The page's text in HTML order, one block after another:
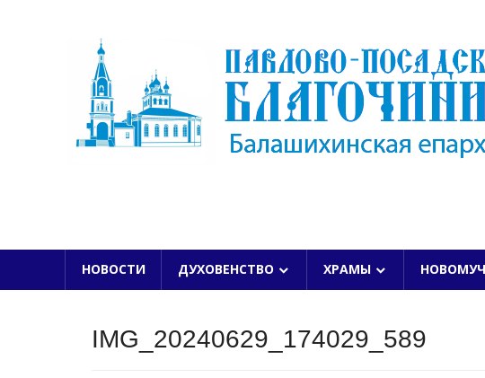
НОВОСТИ ДУХОВЕНСТВО ХРАМЫ
IMG_20240629_174029_589